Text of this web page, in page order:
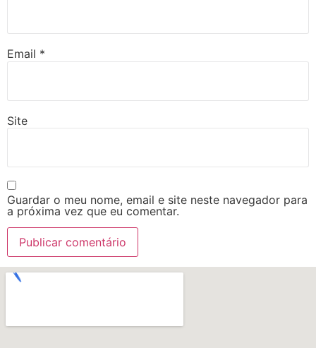
Email *
Site
Guardar o meu nome, email e site neste navegador para
a próxima vez que eu comentar.